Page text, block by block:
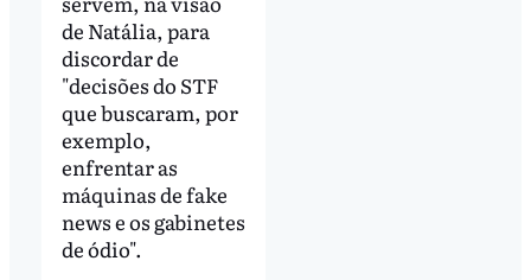
de Natália, para
discordar de
"decisões do STF
que buscaram, por
exemplo,
enfrentar as
máquinas de fake
news e os gabinetes
de ódio".